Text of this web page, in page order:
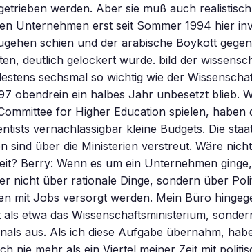
werden. Aber sie muß auch
Unternehmen erst seit Sommer 1994 hier
schien und der arabische Boykott
deutlich gelockert wurde. bild der
sechsmal so wichtig wie der
obendrein ein halbes Jahr unbesetzt blieb.
for Higher Education spielen, haben
vernachlässigbar kleine Budgets. Die
sind über die Ministerien verstreut. Wäre
Berry: Wenn es um ein Unternehmen
nicht über rationale Dinge, sondern über
mit Jobs versorgt werden. Mein Büro
etwa das Wissenschaftsministerium,
aus. Als ich diese Aufgabe übernahm,
nie mehr als ein Viertel meiner Zeit mit